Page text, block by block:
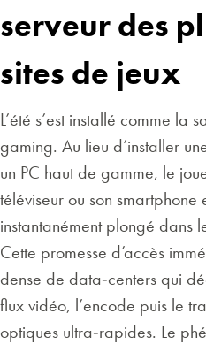
serveur des
sites de jeux
L’été s’est installé comme la
gaming. Au lieu d’installer
un PC haut de gamme, le
téléviseur ou son smartphone
instantanément plongé dans
Cette promesse d’accès
dense de data‑centers qui
flux vidéo, l’encode puis le
optiques ultra‑rapides. Le